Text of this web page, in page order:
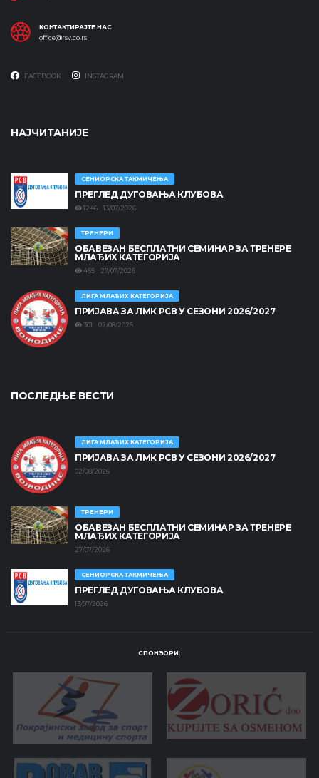
КОНТАКТИРАЈТЕ НАС
office@rsv.co.rs
FACEBOOK INSTAGRAM
НАЈЧИТАНИЈЕ
СЕНИОРСКА ТАКМИЧЕЊА
ПРЕГЛЕД ДУГОВАЊА КЛУБОВА
1246 13/07/2026
ТРЕНЕРИ
ОБАВЕЗАН БЕСПЛАТНИ СЕМИНАР ЗА ТРЕНЕРЕ
МЛАЂИХ КАТЕГОРИЈА
465 27/07/2026
ЛИГА МЛАЂИХ КАТЕГОРИЈА
ПРИЈАВА ЗА ЛМК РСВ У СЕЗОНИ 2026/2027
301 02/08/2026
ПОСЛЕДЊЕ ВЕСТИ
ЛИГА МЛАЂИХ КАТЕГОРИЈА
ПРИЈАВА ЗА ЛМК РСВ У СЕЗОНИ 2026/2027
02/08/2026
ТРЕНЕРИ
ОБАВЕЗАН БЕСПЛАТНИ СЕМИНАР ЗА ТРЕНЕРЕ
МЛАЂИХ КАТЕГОРИЈА
27/07/2026
СЕНИОРСКА ТАКМИЧЕЊА
ПРЕГЛЕД ДУГОВАЊА КЛУБОВА
13/07/2026
СПОНЗОРИ: